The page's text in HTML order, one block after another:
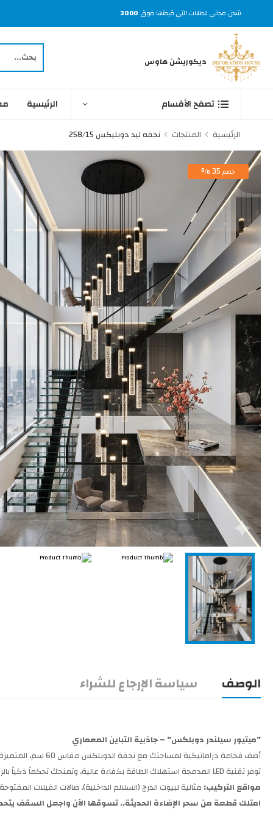
شحن مجاني للطلبات التي قيمتها فوق 3000
ديكوريشن هاوس
تصفح الأقسام الرئيسية
الرئيسية المنتجات نجفه ليد دوبليكس 258/15
خصم 35 %
الوصف سياسة الإرجاع للشراء
"ميتيور سيلندر دوبلكس" – جاذبية التباين المعماري
أضف فخامة
توفر تقنية LED المدمجة استهلاك الطاقة بكفاءة عالية، وتمنحك تحكماً ذكياً بالريموت بين ثلاث إضاءات (أبيض، وورم، وكول). تأتي بارتفاع قابل للتعديل حتى 3 أمتار وضمان 4 سنوات.
مواقع التركيب: مثالية لبيوت الدرج (السلالم الداخلية)، صالات الفيلات
امتلك قطعة من سحر الإضاءة الحديثة.. تسوقها الآن واجعل السقف